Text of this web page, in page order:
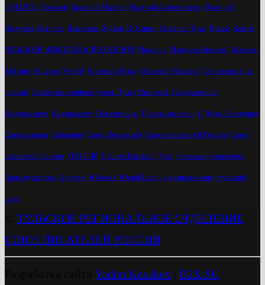
8 МАРТА Алексин Валерий Маслов Валерий Савостьянов Валерий
Ходулин Встреча Выставка Жуков Из Книги История Тулы Книга Книги
МАКАРОВ НИКОЛАЙ АЛЕКСЕЕВИЧ Макаров Макаров Николай Маслов
Митинг Москва Музей Николай Жуков Николай Макаров Они воевали за
речкой Опалённые войной улицы Тулы Писатель Поздравление
Поздравляем Поздравляет Презентация Приокские зори С Днём Рождения
Савостьянов Собрание Союз Писателей Союза писателей России Союз
писателей России ТРО СПР Трещев Евгений Тула Тульские суворовцы
Урок мужества Ходулин Юбилей Юрий Цкипури справочник тульский
поэт
ТУЛЬСКОЕ РЕГИОНАЛЬНОЕ ОТДЕЛЕНИЕ
СОЮЗ ПИСАТЕЛЕЙ РОССИИ
Vadim Kazakov B2X.SU